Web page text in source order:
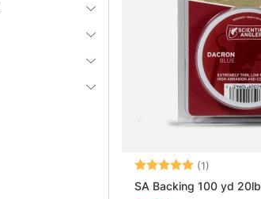
Betyg: (1)
SA Backing 100 yd 20lb